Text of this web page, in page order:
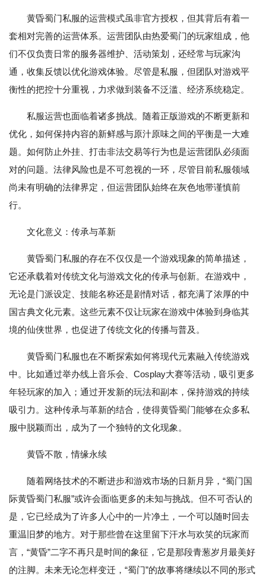
黄昏蜀门私服的运营模式虽非官方授权，但其背后有着一
套相对完善的运营体系。运营团队由热爱蜀门的玩家组成，他
们不仅负责日常的服务器维护、活动策划，还经常与玩家沟
通，收集反馈以优化游戏体验。尽管是私服，但团队对游戏平
衡性的把控十分重视，力求做到装备不泛滥、经济系统稳定。
私服运营也面临着诸多挑战。随着正版游戏的不断更新和
优化，如何保持内容的新鲜感与原汁原味之间的平衡是一大难
题。如何防止外挂、打击非法交易等行为也是运营团队必须面
对的问题。法律风险也是不可忽视的一环，尽管目前私服领域
尚未有明确的法律界定，但运营团队始终在灰色地带谨慎前
行。
文化意义：传承与革新
黄昏蜀门私服的存在不仅仅是一个游戏现象的简单描述，
它还承载着对传统文化与游戏文化的传承与创新。在游戏中，
无论是门派设定、技能名称还是剧情对话，都充满了浓厚的中
国古典文化元素。这些元素不仅让玩家在游戏中体验到身临其
境的仙侠世界，也促进了传统文化的传播与普及。
黄昏蜀门私服也在不断探索如何将现代元素融入传统游戏
中。比如通过举办线上音乐会、Cosplay大赛等活动，吸引更多
年轻玩家的加入；通过开发新的玩法和副本，保持游戏的持续
吸引力。这种传承与革新的结合，使得黄昏蜀门能够在众多私
服中脱颖而出，成为了一个独特的文化现象。
黄昏不散，情缘永续
随着网络技术的不断进步和游戏市场的日新月异，“蜀门国
际黄昏蜀门私服”或许会面临更多的未知与挑战。但不可否认的
是，它已经成为了许多人心中的一片净土，一个可以随时回去
重温旧梦的地方。对于那些曾在这里留下汗水与欢笑的玩家而
言，“黄昏”二字不再只是时间的象征，它是那段青葱岁月最美好
的注脚。未来无论怎样变迁，“蜀门”的故事将继续以不同的形式